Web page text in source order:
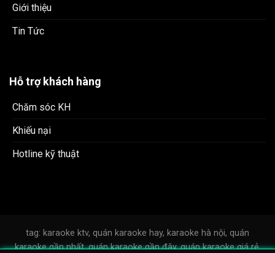
Giới thiệu
Tin Tức
Hỗ trợ khách hàng
Chăm sóc KH
Khiếu nại
Hotline kỹ thuật
tag: karaoke ktv, quán karaoke hay, karaoke hà nội, quán
karaoke gần nhất, quán karaoke gần đây, quán karaoke giá rẻ,